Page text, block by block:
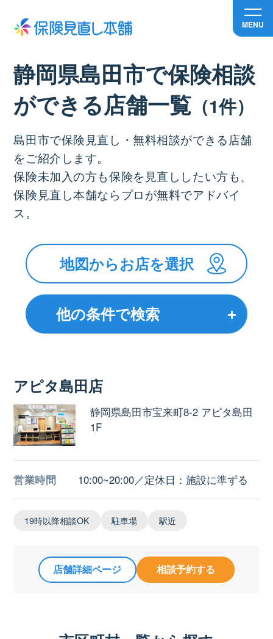
MENU
静岡県島田市で保険相談
ができる店舗⼀覧 （1件）
島田市で保険見直し・無料相談ができる店舗
をご紹介します。
保険未加入の方も保険を見直ししたい方も、
保険見直し本舗ならプロが無料でアドバイ
ス。
地図からお店を選択
他の条件で検索
アピタ島田店
静岡県島田市宝来町8-2 アピタ島田
1F
営業時間 10:00~20:00／定休日：施設に準ずる
19時以降相談OK 駐車場 駅近
店舗詳細ページ 相談予約する